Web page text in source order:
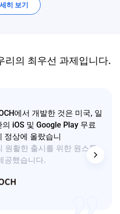
히 보기
리의 최우선 과제입니다.
에서 개발한 것은 미국, 일
iOS 및 Google Play 무료
정상에 올랐습니
원활한 출시를 위한 원스톱
공했습니다.